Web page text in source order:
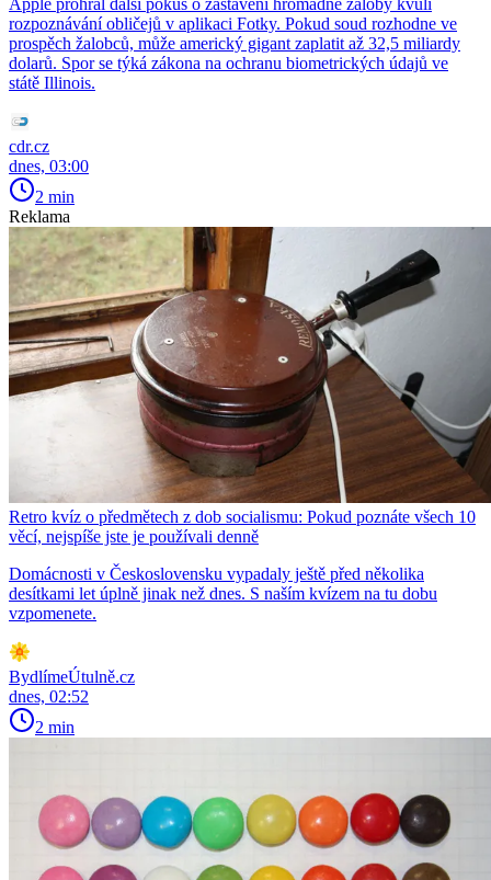
Apple prohrál další pokus o zastavení hromadné žaloby kvůli
rozpoznávání obličejů v aplikaci Fotky. Pokud soud rozhodne ve
prospěch žalobců, může americký gigant zaplatit až 32,5 miliardy
dolarů. Spor se týká zákona na ochranu biometrických údajů ve
státě Illinois.
cdr.cz
dnes, 03:00
2 min
Reklama
Retro kvíz o předmětech z dob socialismu: Pokud poznáte všech 10
věcí, nejspíše jste je používali denně
Domácnosti v Československu vypadaly ještě před několika
desítkami let úplně jinak než dnes. S naším kvízem na tu dobu
vzpomenete.
BydlímeÚtulně.cz
dnes, 02:52
2 min